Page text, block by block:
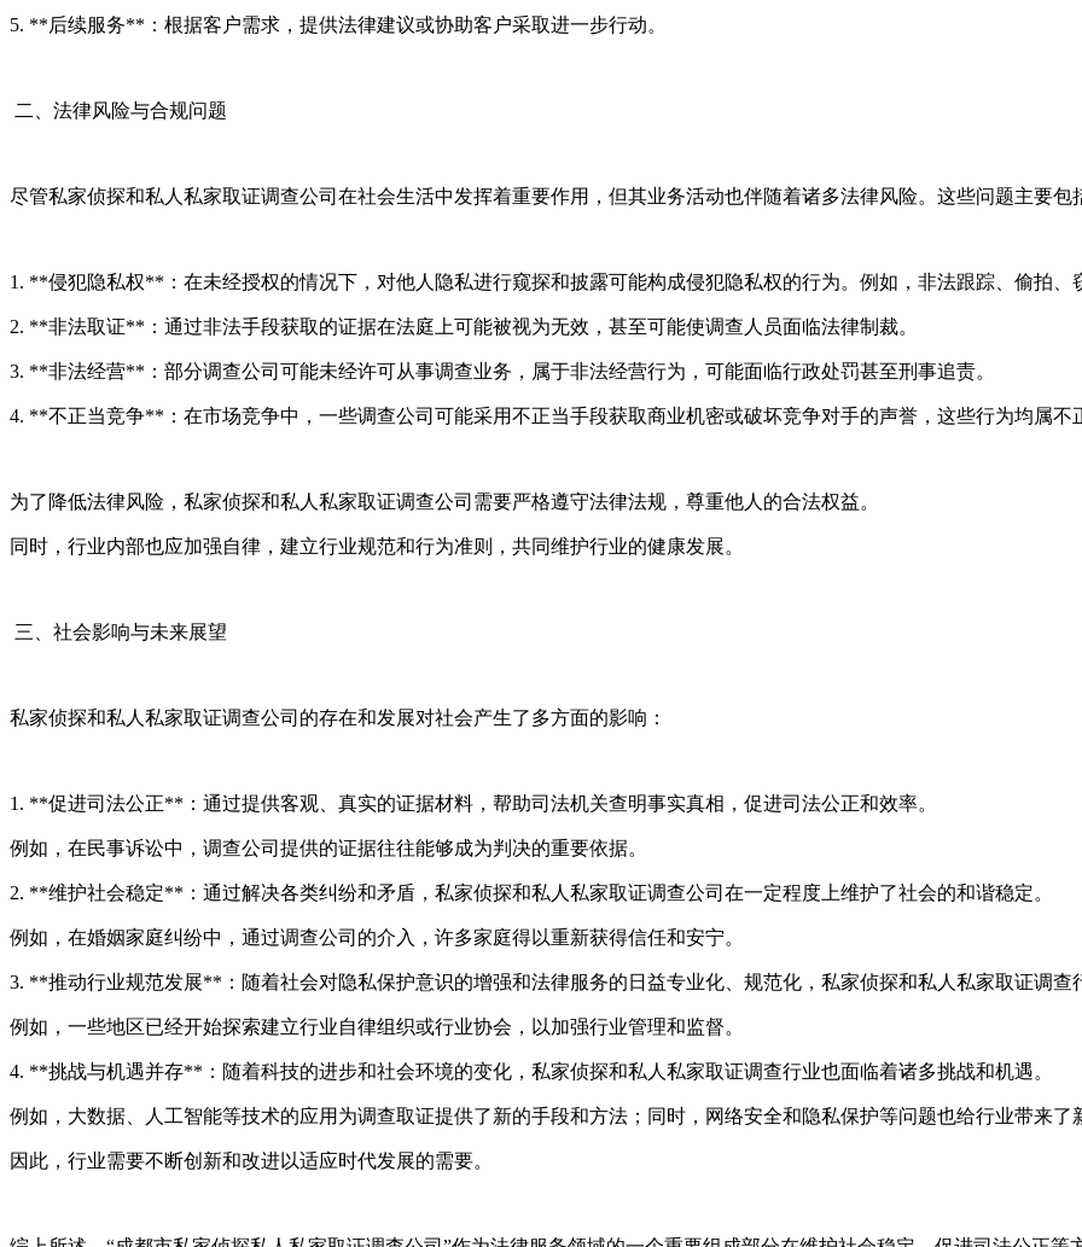
5. **后续服务**：根据客户需求，提供法律建议或协助客户采取进一步行动。
二、法律风险与合规问题
尽管私家侦探和私人私家取证调查公司在社会生活中发挥着重要作用，但其业务活动也伴随着诸多法律风险。这些问题主要包
1. **侵犯隐私权**：在未经授权的情况下，对他人隐私进行窥探和披露可能构成侵犯隐私权的行为。例如，非法跟踪、偷拍、
2. **非法取证**：通过非法手段获取的证据在法庭上可能被视为无效，甚至可能使调查人员面临法律制裁。
3. **非法经营**：部分调查公司可能未经许可从事调查业务，属于非法经营行为，可能面临行政处罚甚至刑事追责。
4. **不正当竞争**：在市场竞争中，一些调查公司可能采用不正当手段获取商业机密或破坏竞争对手的声誉，这些行为均属不
为了降低法律风险，私家侦探和私人私家取证调查公司需要严格遵守法律法规，尊重他人的合法权益。
同时，行业内部也应加强自律，建立行业规范和行为准则，共同维护行业的健康发展。
三、社会影响与未来展望
私家侦探和私人私家取证调查公司的存在和发展对社会产生了多方面的影响：
1. **促进司法公正**：通过提供客观、真实的证据材料，帮助司法机关查明事实真相，促进司法公正和效率。
例如，在民事诉讼中，调查公司提供的证据往往能够成为判决的重要依据。
2. **维护社会稳定**：通过解决各类纠纷和矛盾，私家侦探和私人私家取证调查公司在一定程度上维护了社会的和谐稳定。
例如，在婚姻家庭纠纷中，通过调查公司的介入，许多家庭得以重新获得信任和安宁。
3. **推动行业规范发展**：随着社会对隐私保护意识的增强和法律服务的日益专业化、规范化，私家侦探和私人私家取证调查
例如，一些地区已经开始探索建立行业自律组织或行业协会，以加强行业管理和监督。
4. **挑战与机遇并存**：随着科技的进步和社会环境的变化，私家侦探和私人私家取证调查行业也面临着诸多挑战和机遇。
例如，大数据、人工智能等技术的应用为调查取证提供了新的手段和方法；同时，网络安全和隐私保护等问题也给行业带来了
因此，行业需要不断创新和改进以适应时代发展的需要。